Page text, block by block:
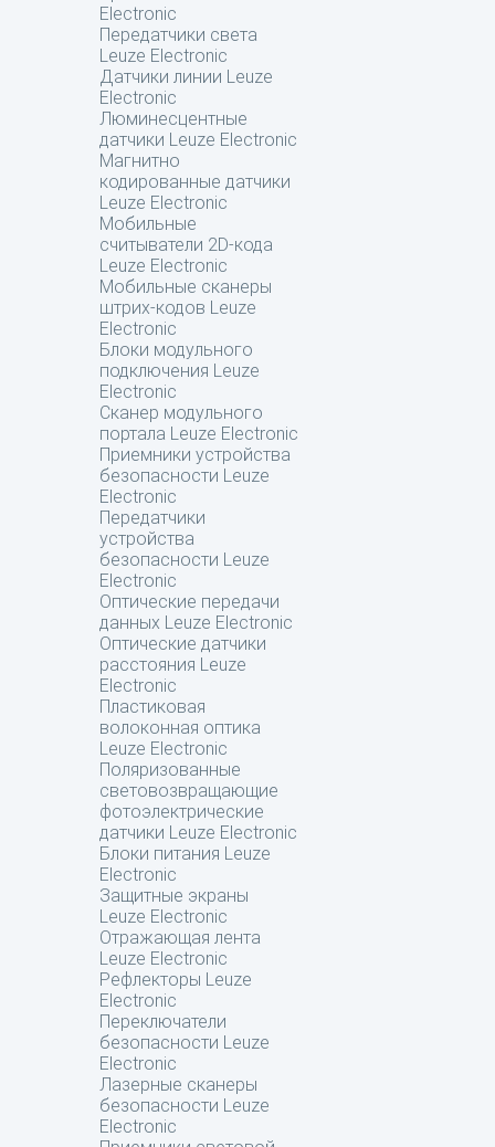
Electronic
Передатчики света
Leuze Electronic
Датчики линии Leuze
Electronic
Люминесцентные
датчики Leuze Electronic
Магнитно
кодированные датчики
Leuze Electronic
Мобильные
считыватели 2D-кода
Leuze Electronic
Мобильные сканеры
штрих-кодов Leuze
Electronic
Блоки модульного
подключения Leuze
Electronic
Сканер модульного
портала Leuze Electronic
Приемники устройства
безопасности Leuze
Electronic
Передатчики
устройства
безопасности Leuze
Electronic
Оптические передачи
данных Leuze Electronic
Оптические датчики
расстояния Leuze
Electronic
Пластиковая
волоконная оптика
Leuze Electronic
Поляризованные
световозвращающие
фотоэлектрические
датчики Leuze Electronic
Блоки питания Leuze
Electronic
Защитные экраны
Leuze Electronic
Отражающая лента
Leuze Electronic
Рефлекторы Leuze
Electronic
Переключатели
безопасности Leuze
Electronic
Лазерные сканеры
безопасности Leuze
Electronic